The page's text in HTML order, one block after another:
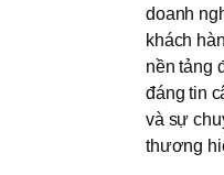
doanh
khách
nền tảng
đáng tin
và sự
thương